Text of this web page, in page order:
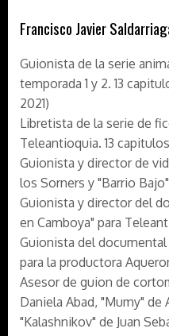
Francisco Javier
Guionista de la serie
temporada 1 y 2. 13
2021)
Libretista de la serie de
Teleantioquia. 13
Guionista y director de
los Sorners y "Barrio
Guionista y director del
en Camboya" para
Guionista del
para la productora
Asesor de guion de
Daniela Abad, "Mumy" de
"Kalashnikov" de Juan